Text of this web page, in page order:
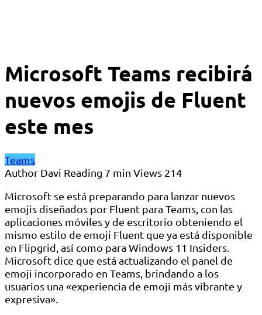
Microsoft Teams recibirá
nuevos emojis de Fluent
este mes
Teams
Author Davi Reading 7 min Views 214
Microsoft se está preparando para lanzar nuevos
emojis diseñados por Fluent para Teams, con las
aplicaciones móviles y de escritorio obteniendo el
mismo estilo de emoji Fluent que ya está disponible
en Flipgrid, así como para Windows 11 Insiders.
Microsoft dice que está actualizando el panel de
emoji incorporado en Teams, brindando a los
usuarios una «experiencia de emoji más vibrante y
expresiva».